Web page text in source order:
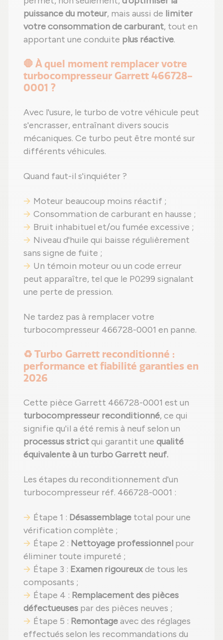
puissance du moteur, mais aussi de limiter
votre consommation de carburant, tout en
apportant une conduite plus réactive.
🛑 À quel moment remplacer votre
turbocompresseur Garrett 466728-
0001 ?
Avec l'usure, le turbo de votre véhicule peut
s'encrasser, entraînant divers soucis
mécaniques. Ce turbo peut être monté sur
différents véhicules.
Quand faut-il s'inquiéter ?
Moteur beaucoup moins réactif ;
Consommation de carburant en hausse ;
Bruit inhabituel et/ou fumée excessive ;
Niveau d'huile qui baisse régulièrement
sans signe de fuite ;
Un témoin moteur ou un code erreur
peut apparaître, tel que le P0299 signalant
une perte de pression.
Ne tardez pas à remplacer votre
turbocompresseur 466728-0001 en panne.
♻️ Turbo Garrett reconditionné :
performance et fiabilité garanties en
2026
Cette pièce Garrett 466728-0001 est un
turbocompresseur reconditionné, ce qui
signifie qu'il a été remis à neuf selon un
processus strictqui garantit une qualité
équivalente à un turbo Garrett neuf.
Les étapes du reconditionnement d'un
turbocompresseur réf. 466728-0001 :
Étape 1 : Désassemblage total pour une
vérification complète ;
Étape 2 : Nettoyage professionnel pour
éliminer toute impureté ;
Étape 3 : Examen rigoureuxde tous les
composants ;
Étape 4 : Remplacement des pièces
défectueuses par des pièces neuves ;
Étape 5 : Remontageavec des réglages
effectués selon les recommandations du